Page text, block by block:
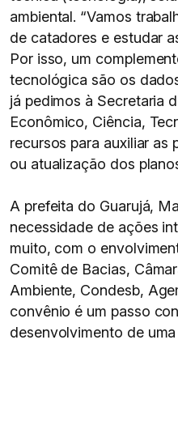
ambiental. “Vamos
de catadores e estudar
Por isso, um
tecnológica são os
já pedimos à Secretaria
Econômico, Ciência,
recursos para auxiliar as
ou atualização dos
A prefeita do Guarujá,
necessidade de ações
muito, com o
Comitê de Bacias,
Ambiente, Condesb,
convênio é um passo
desenvolvimento de